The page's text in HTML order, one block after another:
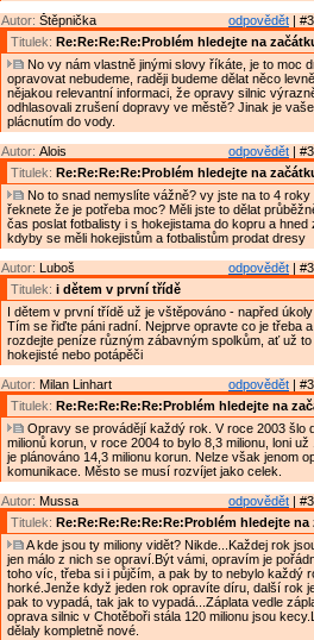
odpovědět |
Autor: Štěpnička
Titulek: Re:Re:Re:Re:Problém hledejte na
No vy nám vlastně jinými slovy říkáte, je to moc
opravovat nebudeme, raději budeme dělat něco
nějakou relevantní informaci, že opravy silnic
odhlasovali zrušení dopravy ve městě? Jinak je
plácnutím do vody.
odpovědět |
Autor: Alois
Titulek: Re:Re:Re:Re:Problém hledejte na
No to snad nemyslíte vážně? vy jste na to 4 roky
řeknete že je potřeba moc? Měli jste to dělat
čas poslat fotbalisty i s hokejistama do kopru a hned
kdyby se měli hokejistům a fotbalistům prodat dresy
odpovědět |
Autor: Luboš
Titulek: i dětem v první třídě
I dětem v první třídě už je vštěpováno - napřed
Tím se řiďte páni radní. Nejprve opravte co je třeba
rozdejte peníze různým zábavným spolkům, ať už to
hokejisté nebo potápěči
odpovědět |
Autor: Milan Linhart
Titulek: Re:Re:Re:Re:Re:Problém hledejte na
Opravy se provádějí každý rok. V roce 2003 šlo
milionů korun, v roce 2004 to bylo 8,3 milionu, loni už
je plánováno 14,3 milionu korun. Nelze však jenom
komunikace. Město se musí rozvíjet jako celek.
odpovědět |
Autor: Mussa
Titulek: Re:Re:Re:Re:Re:Re:Problém hledejte na
A kde jsou ty miliony vidět? Nikde...Každej rok
jen málo z nich se opraví.Být vámi, opravím je
toho víc, třeba si i půjčím, a pak by to nebylo každý
horké.Jenže když jeden rok opravíte díru, další rok
pak to vypadá, tak jak to vypadá...Záplata vedle
oprava silnic v Chotěboři stála 120 milionu jsou
dělaly kompletně nové.